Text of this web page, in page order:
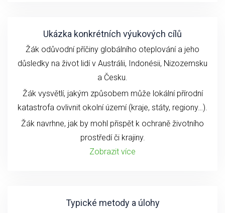
Ukázka konkrétních výukových cílů
Žák odůvodní příčiny globálního oteplování a jeho
důsledky na život lidí v Austrálii, Indonésii, Nizozemsku
a Česku.
Žák vysvětlí, jakým způsobem může lokální přírodní
katastrofa ovlivnit okolní území (kraje, státy, regiony…).
Žák navrhne, jak by mohl přispět k ochraně životního
prostředí či krajiny.
Zobrazit více
Typické metody a úlohy